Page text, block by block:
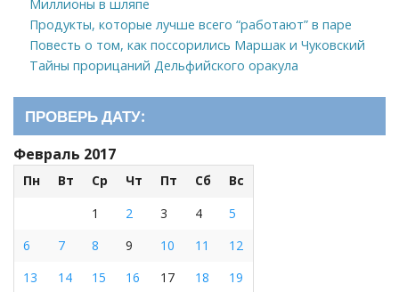
Миллионы в шляпе
Продукты, которые лучше всего “работают” в паре
Повесть о том, как поссорились Маршак и Чуковский
Тайны прорицаний Дельфийского оракула
ПРОВЕРЬ ДАТУ:
Февраль 2017
Пн Вт Ср Чт Пт Сб
Вс
1
2 3 4
5
6
7 8 9 10 11
12
13
14 15 16 17 18
19